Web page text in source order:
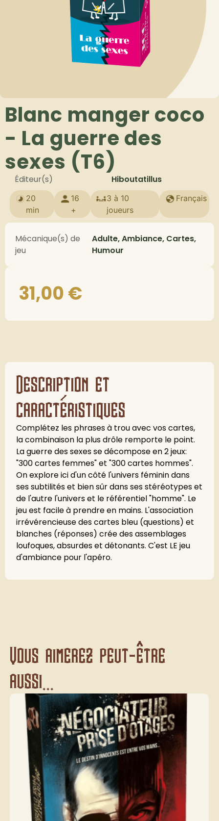
Blanc manger coco
- La guerre des
sexes (T6)
Éditeur(s) Hiboutatillus
20
min
16
+
3 à 10
joueurs
Français
Mécanique(s) de
jeu
Adulte, Ambiance, Cartes,
Humour
31,00€
Description et
caractéristiques
Complétez les phrases à trou avec vos cartes,
la combinaison la plus drôle remporte le point.
La guerre des sexes se décompose en 2 jeux:
"300 cartes femmes" et "300 cartes hommes".
On explore ici d'un côté l'univers féminin dans
ses subtilités et bien sûr dans ses stéréotypes et
de l'autre l'univers et le référentiel "homme". Le
jeu est facile à prendre en mains. L'association
irrévérencieuse des cartes bleu (questions) et
blanches (réponses) crée des assemblages
loufoques, absurdes et détonants. C'est LE jeu
d'ambiance pour l'apéro.
Vous aimerez peut-être
aussi...